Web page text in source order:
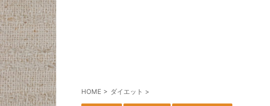
HOME > ダイエット >